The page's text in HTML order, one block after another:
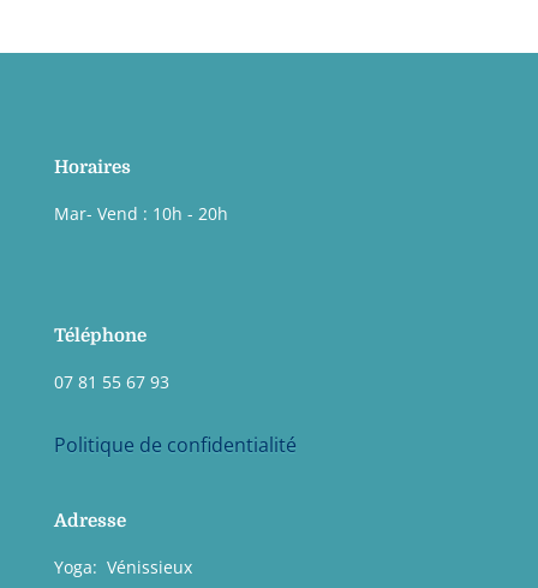
Horaires
Mar- Vend : 10h - 20h
Téléphone
07 81 55 67 93
Politique de confidentialité
Adresse
Yoga: Vénissieux